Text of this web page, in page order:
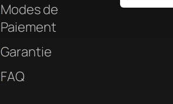
Modes de
Paiement
Garantie
FAQ